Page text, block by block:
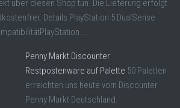
über diesen Shop tun. Die Lieferung erfolgt
Details PlayStation 5 DualSense
...
Penny Markt Discounter
Restpostenware auf Palette 50 Paletten
erreichten uns heute vom Discounter
Penny Markt Deutschland.